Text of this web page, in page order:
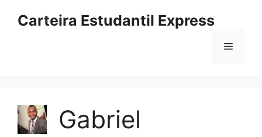
paraCarteira Estudantil Express
Menu
Gabriel